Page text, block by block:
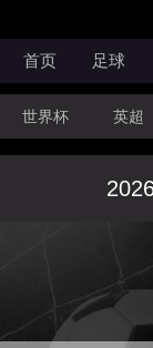
首页 足球
世界杯 英超
CBA FIBA洲